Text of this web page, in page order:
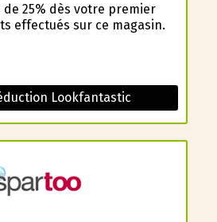
25% dès votre premier
effectués sur ce magasin.
Lookfantastic